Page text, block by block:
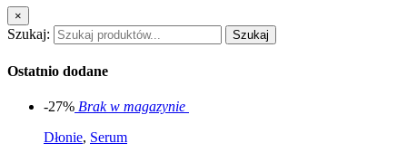
×
Szukaj: Szukaj
Ostatnio dodane
-27% Brak w magazynie
Dłonie, Serum